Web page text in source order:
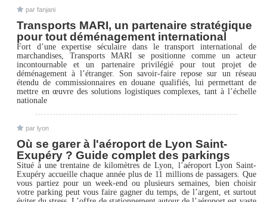
par fanjani
Transports MARI, un partenaire stratégique
pour tout déménagement international
Fort d’une expertise séculaire dans le transport international de
marchandises, Transports MARI se positionne comme un acteur
incontournable et un partenaire privilégié pour tout projet de
déménagement à l’étranger. Son savoir-faire repose sur un réseau
étendu de commissionnaires en douane qualifiés, lui permettant de
mettre en œuvre des solutions logistiques complexes, tant à l’échelle
nationale
par lyon
Où se garer à l'aéroport de Lyon Saint-
Exupéry ? Guide complet des parkings
Situé à une trentaine de kilomètres de Lyon, l’aéroport Lyon Saint-
Exupéry accueille chaque année plus de 11 millions de passagers. Que
vous partiez pour un week-end ou plusieurs semaines, bien choisir
votre parking peut vous faire gagner du temps, de l’argent, et surtout